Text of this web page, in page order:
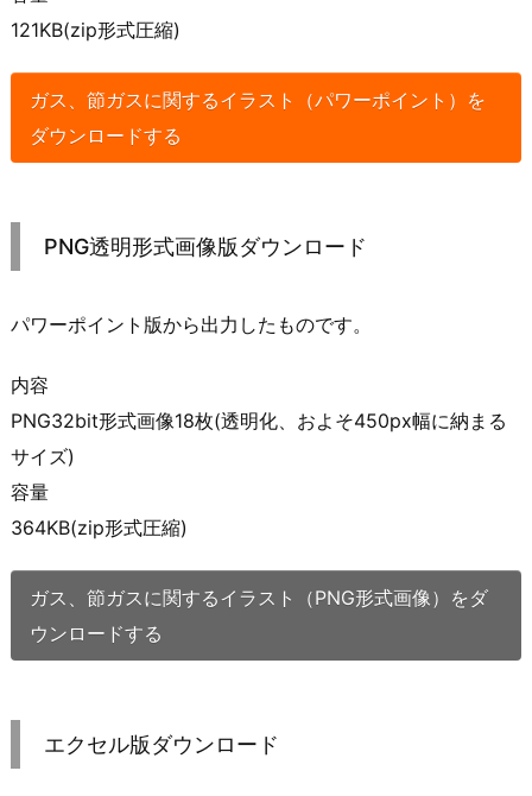
121KB(zip形式圧縮)
ガス、節ガスに関するイラスト（パワーポイント）を
ダウンロードする
PNG透明形式画像版ダウンロード
パワーポイント版から出力したものです。
内容
PNG32bit形式画像18枚(透明化、およそ450px幅に納まる
サイズ)
容量
364KB(zip形式圧縮)
ガス、節ガスに関するイラスト（PNG形式画像）をダ
ウンロードする
エクセル版ダウンロード